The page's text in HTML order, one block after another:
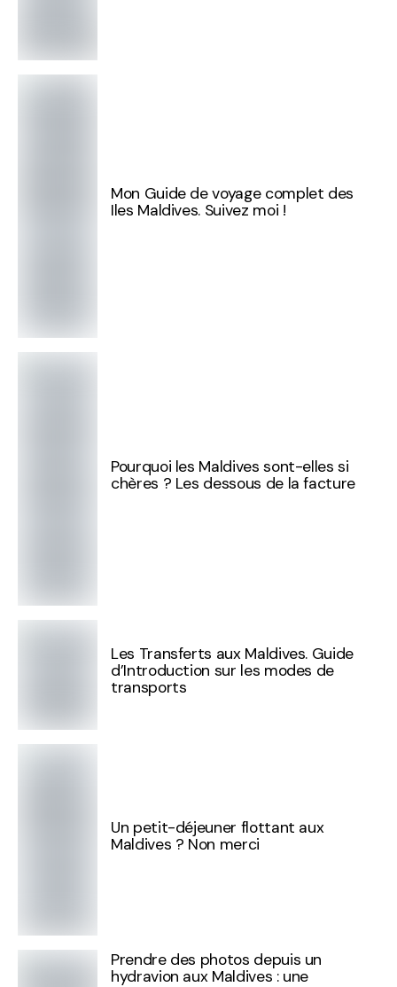
Mon Guide de voyage complet des
Iles Maldives. Suivez moi !
Pourquoi les Maldives sont-elles si
chères ? Les dessous de la facture
Les Transferts aux Maldives. Guide
d’Introduction sur les modes de
transports
Un petit-déjeuner flottant aux
Maldives ? Non merci
Prendre des photos depuis un
hydravion aux Maldives : une